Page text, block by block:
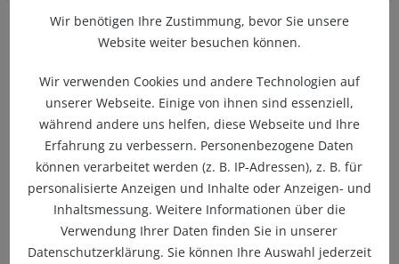
Bildergalerie überspringen
Wir benötigen Ihre Zustimmung, bevor Sie unsere
Website weiter besuchen können.
Wir verwenden Cookies und andere Technologien auf
unserer Webseite. Einige von ihnen sind essenziell,
während andere uns helfen, diese Webseite und Ihre
Erfahrung zu verbessern. Personenbezogene Daten
können verarbeitet werden (z. B. IP-Adressen), z. B. für
personalisierte Anzeigen und Inhalte oder Anzeigen- und
Inhaltsmessung. Weitere Informationen über die
Verwendung Ihrer Daten finden Sie in unserer
Datenschutzerklärung. Sie können Ihre Auswahl jederzeit